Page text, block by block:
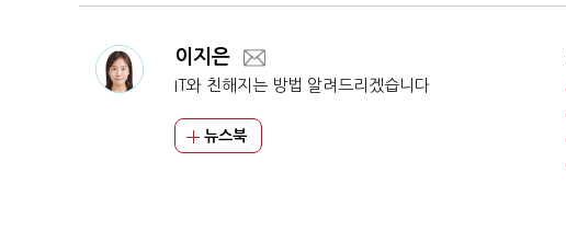
이지은
IT와 친해지는 방법 알려드리겠습니다
뉴스북